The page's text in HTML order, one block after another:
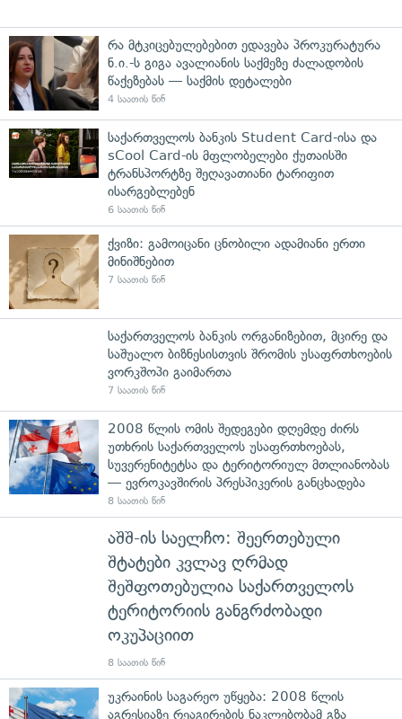
რა მტკიცებულებებით ედავება პროკურატურა
ნ.ი.-ს გიგა ავალიანის საქმეზე ძალადობის
წაქეზებას — საქმის დეტალები
4 საათის წინ
საქართველოს ბანკის Student Card-ისა და
sCool Card-ის მფლობელები ქუთაისში
ტრანსპორტზე შეღავათიანი ტარიფით
ისარგებლებენ
6 საათის წინ
ქვიზი: გამოიცანი ცნობილი ადამიანი ერთი
მინიშნებით
7 საათის წინ
საქართველოს ბანკის ორგანიზებით, მცირე და
საშუალო ბიზნესისთვის შრომის უსაფრთხოების
ვორკშოპი გაიმართა
7 საათის წინ
2008 წლის ომის შედეგები დღემდე ძირს
უთხრის საქართველოს უსაფრთხოებას,
სუვერენიტეტსა და ტერიტორიულ მთლიანობას
— ევროკავშირის პრესპიკერის განცხადება
8 საათის წინ
აშშ-ის საელჩო: შეერთებული
შტატები კვლავ ღრმად
შეშფოთებულია საქართველოს
ტერიტორიის განგრძობადი
ოკუპაციით
8 საათის წინ
უკრაინის საგარეო უწყება: 2008 წლის
აგრესიაზე რეაგირების ნაკლებობამ გზა